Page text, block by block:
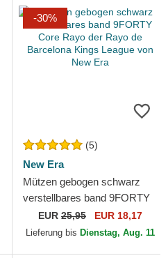
-30%
(5)
New Era
Mützen gebogen schwarz
verstellbares band 9FORTY
Core Rayo der Rayo de
Barcelona Kings League
EUR 25,95 EUR 18,17
Lieferung bis Dienstag, Aug. 11